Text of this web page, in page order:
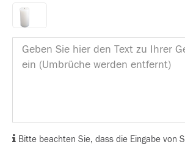
Bitte beachten Sie, dass die Eingabe von